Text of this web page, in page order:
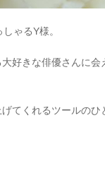
ゃるY様。
好きな俳優さんに会
てくれるツールのひ